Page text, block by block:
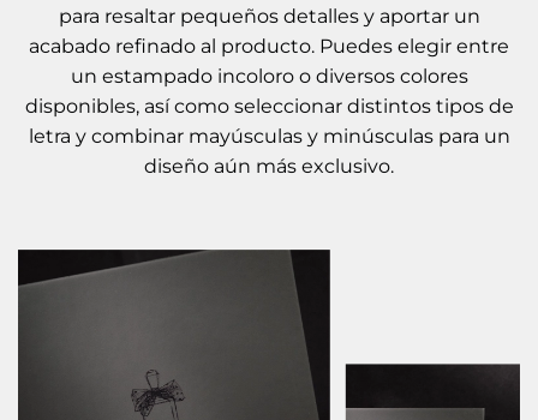
para resaltar pequeños detalles y aportar un
acabado refinado al producto. Puedes elegir entre
un estampado incoloro o diversos colores
disponibles, así como seleccionar distintos tipos de
letra y combinar mayúsculas y minúsculas para un
diseño aún más exclusivo.